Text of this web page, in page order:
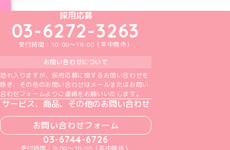
めいどりーみんTikTok公式アカウント
めいどりーみんX公式アカウント
めいどりーみんInstagram公式アカウント
めいどりーみんFacebook公式アカウン
めいどりーみんYouTube公式アカ
採用応募
03-6272-3263
受付時間：10:00～19:00（年中無休）
お問い合わせについて
恐れ入りますが、採用応募に関するお問い合わせを
除き、その他のお問い合わせはメールまたはお問い
合わせフォームよりご連絡をお願いいたします。
サービス、商品、その他のお問い合わせ
お問い合わせフォーム
03-6744-6726
受付時間：9:00～18:00（年中無休）